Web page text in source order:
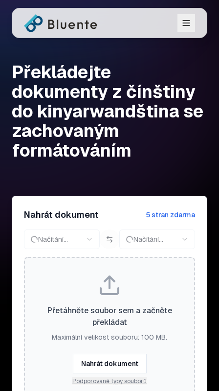
Překládejte
dokumenty z čínštiny
do kinyarwandština se
zachovaným
formátováním
Nahrát dokument 5 stran zdarma
Načítání… Načítání…
Přetáhněte soubor sem a začněte
překládat
Maximální velikost souboru: 100 MB.
Nahrát dokument
Podporované typy souborů